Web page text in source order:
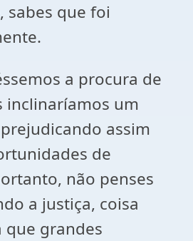
sabes que foi
a procura de
inclinaríamos um
assim
de
não penses
a justiça, coisa
que grandes